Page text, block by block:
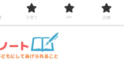
子育て FP 読書